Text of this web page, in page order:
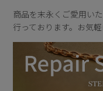
商品を末永くご愛用い
行っております。お気